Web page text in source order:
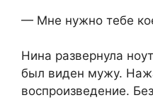
— Мне нужно тебе
Нина развернула
был виден мужу.
воспроизведение.